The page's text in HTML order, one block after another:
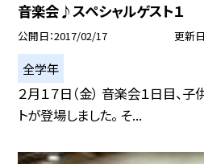
音楽会♪スペシャルゲスト１
公開日 2017/02/17 更新日
全学年
２月１７日（金） 音楽会１日目、
トが登場しました。 そ...